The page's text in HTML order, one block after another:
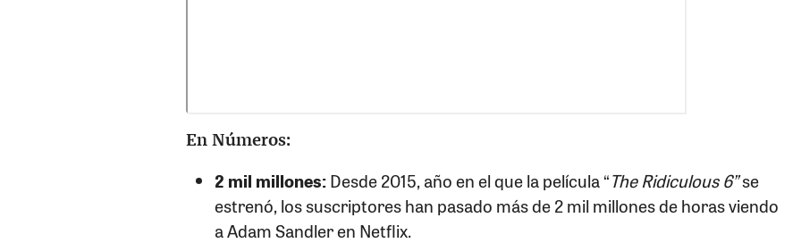
En Números:
2 mil millones:Desde 2015, año en el que la película “The Ridiculous 6”se
estrenó, los suscriptores han pasado más de 2 mil millones de horas viendo
a Adam Sandler en Netflix.